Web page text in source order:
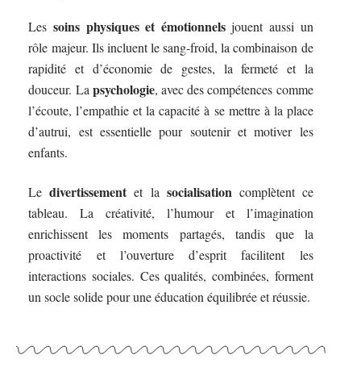
Les soins physiques et émotionnelsjouent aussi un
rôle majeur. Ils incluent le sang-froid, la combinaison de
rapidité et d’économie de gestes, la fermeté et la
douceur. Lapsychologie, avec des compétences comme
l’écoute, l’empathie et la capacité à se mettre à la place
d’autrui, est essentielle pour soutenir et motiver les
enfants.
Ledivertissement et la socialisation complètent ce
tableau. La créativité, l’humour et l’imagination
enrichissent les moments partagés, tandis que la
proactivité et l’ouverture d’esprit facilitent les
interactions sociales. Ces qualités, combinées, forment
un socle solide pour une éducation équilibrée et réussie.